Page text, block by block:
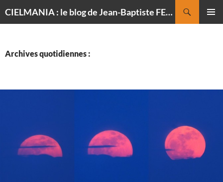
CIELMANIA : le blog de Jean-Baptiste FELDMANN, photographe du ciel
Archives quotidiennes :